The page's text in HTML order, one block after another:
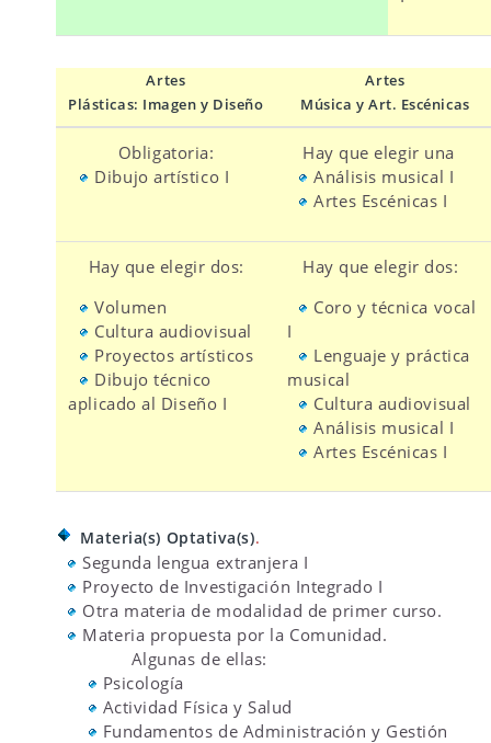
Artes
Plásticas: Imagen y Diseño
Artes
Música y Art. Escénicas
Obligatoria:
Dibujo artístico I
Hay que elegir una
Análisis musical I
Artes Escénicas I
Hay que elegir dos:
Volumen
Cultura audiovisual
Proyectos artísticos
Dibujo técnico
aplicado al Diseño I
Hay que elegir dos:
Coro y técnica vocal
I
Lenguaje y práctica
musical
Cultura audiovisual
Análisis musical I
Artes Escénicas I
Materia(s) Optativa(s).
Segunda lengua extranjera I
Proyecto de Investigación Integrado I
Otra materia de modalidad de primer curso.
Materia propuesta por la Comunidad.
Algunas de ellas:
Psicología
Actividad Física y Salud
Fundamentos de Administración y Gestión